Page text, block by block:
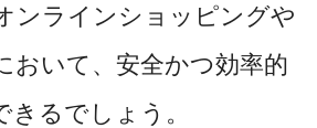
ンラインショッピングや
おいて、安全かつ効率的
るでしょう。